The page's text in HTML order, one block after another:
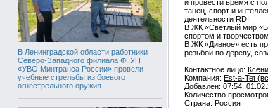
В Ленинградской области работники
Северо-Западного филиала ФГУП
«УВО Минтранса России» провели
учебные стрельбы из боевого
огнестрельного оружия
и провести время с
танец, спорт и
деятельности RDI.
В ЖК «Светлый мир
спортом и
В ЖК «Дивное» есть
резьбой по дереву,
Контактное лицо:
Компания: Est-a-Tet
Добавлен: 07:54,
Количество
Страна: Россия